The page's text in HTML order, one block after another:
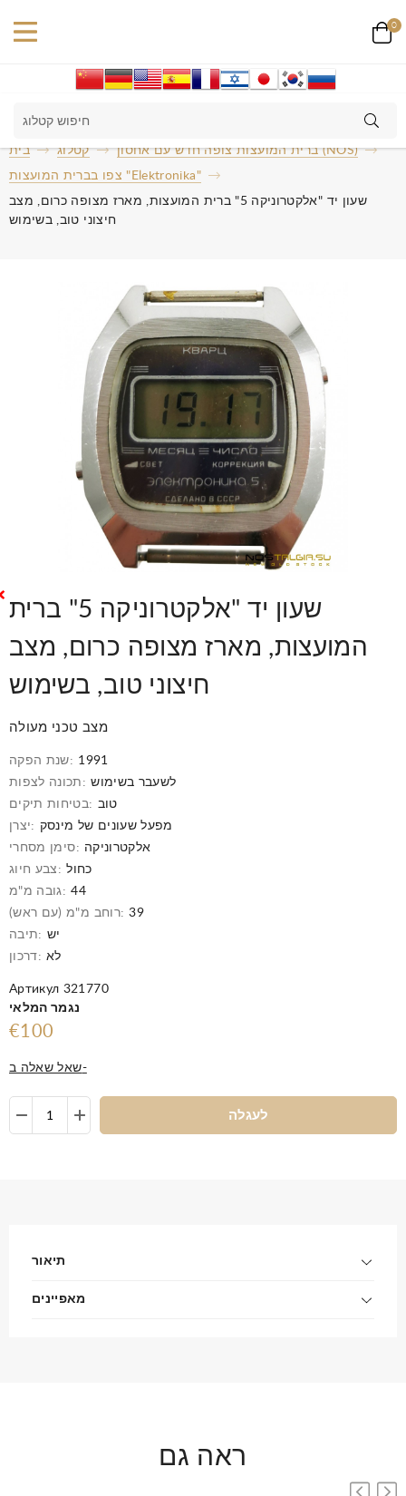
0
בית קטלוג
ברית המועצות צופה חדש עם אחסון (NOS)
צפו בברית המועצות "Elektronika"
שעון יד "אלקטרוניקה 5" ברית המועצות, מארז מצופה כרום, מצב
חיצוני טוב, בשימוש
שעון יד "אלקטרוניקה 5" ברית
המועצות, מארז מצופה כרום, מצב
חיצוני טוב, בשימוש
מצב טכני מעולה
שנת הפקה: 1991
תכונה לצפות: לשעבר בשימוש
בטיחות תיקים: טוב
יצרן: מפעל שעונים של מינסק
סימן מסחרי: אלקטרוניקה
צבע חיוג: כחול
גובה מ"מ: 44
רוחב מ"מ (עם ראש): 39
תיבה: יש
דרכון: לא
Артикул 321770
נגמר המלאי
€100
שאל שאלה ב-
לעגלה
תיאור
מאפיינים
ראה גם